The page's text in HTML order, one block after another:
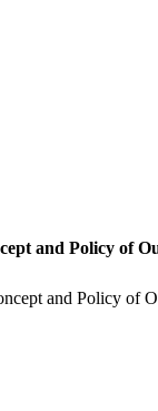
and Policy of